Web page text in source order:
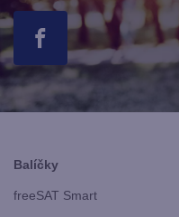
Balíčky
freeSAT Smart